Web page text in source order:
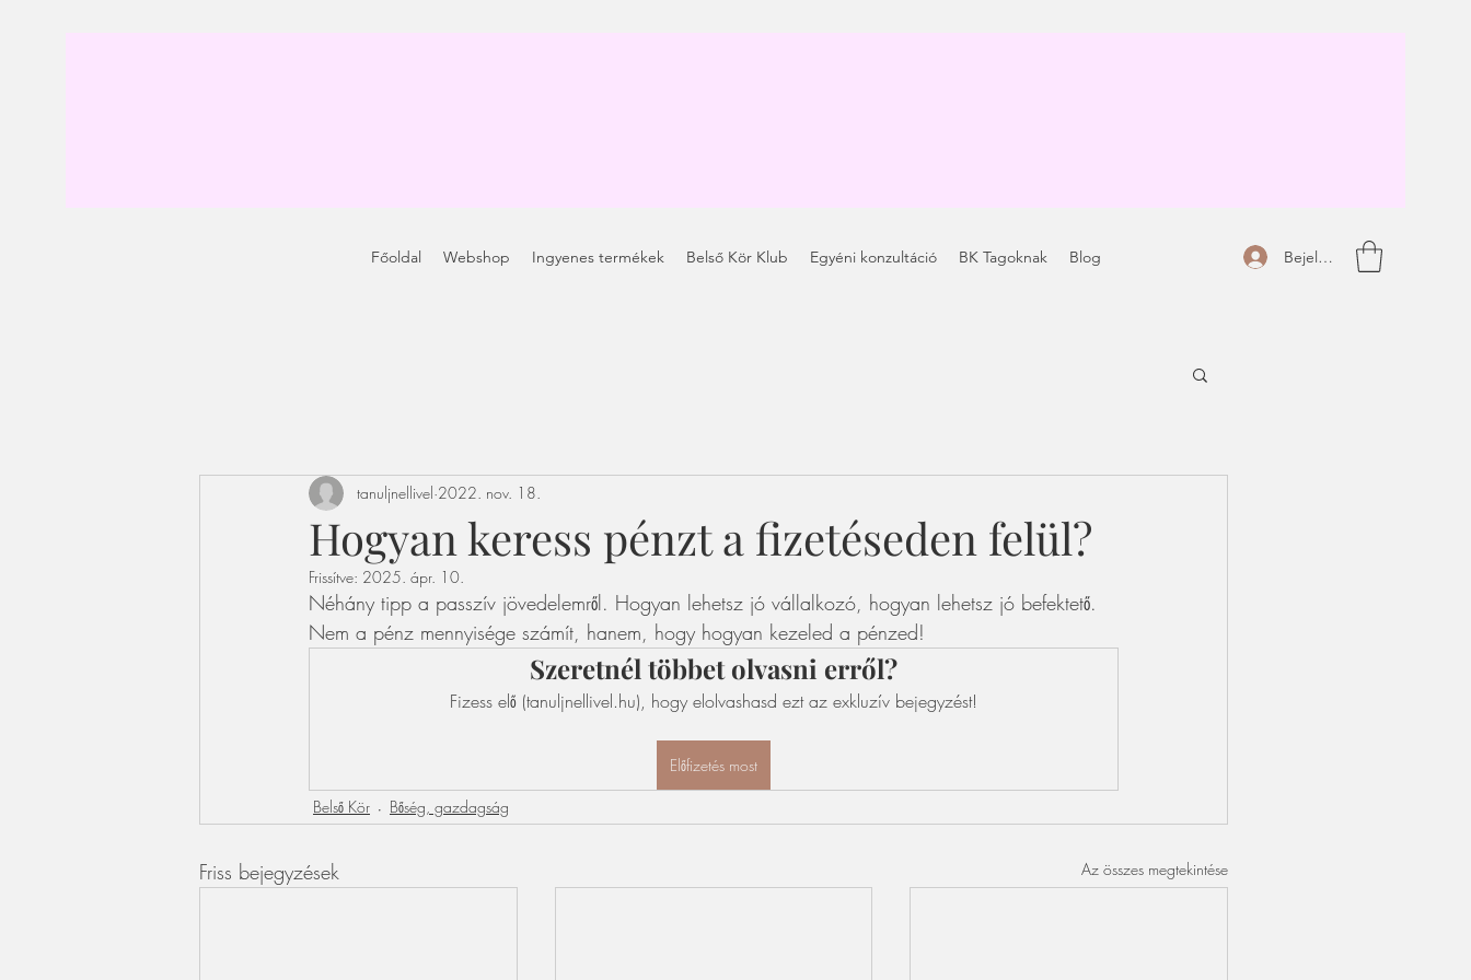
Főoldal Webshop Ingyenes termékek Belső Kör Klub Egyéni konzultáció BK Tagoknak Blog Bejelentkezés
Hogyan keress pénzt a fizetéseden felül?
tanuljnellivel 2022. nov. 18.
Frissítve: 2025. ápr. 10.
Néhány tipp a passzív jövedelemről. Hogyan lehetsz jó vállalkozó, hogyan lehetsz jó befektető.
Nem a pénz mennyisége számít, hanem, hogy hogyan kezeled a pénzed!
Szeretnél többet olvasni erről?
Fizess elő (tanuljnellivel.hu), hogy elolvashasd ezt az exkluzív bejegyzést!
Előfizetés most
Belső Kör Bőség, gazdagság
Friss bejegyzések Az összes megtekintése